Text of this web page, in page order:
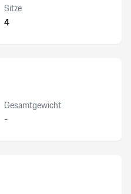
Sitze
4
Gesamtgewicht
-